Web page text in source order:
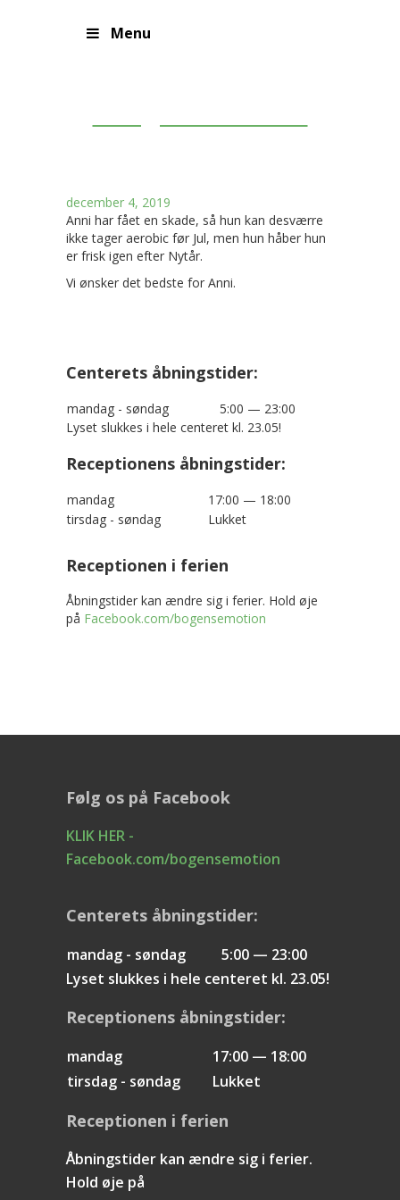
Menu
december 4, 2019
Anni har fået en skade, så hun kan desværre
ikke tager aerobic før Jul, men hun håber hun
er frisk igen efter Nytår.
Vi ønsker det bedste for Anni.
Centerets åbningstider:
mandag - søndag
5:00 — 23:00
Lyset slukkes i hele centeret kl. 23.05!
Receptionens åbningstider:
mandag
17:00 — 18:00
tirsdag - søndag
Lukket
Receptionen i ferien
Åbningstider kan ændre sig i ferier. Hold øje
på Facebook.com/bogensemotion
Følg os på Facebook
KLIK HER -
Facebook.com/bogensemotion
Centerets åbningstider:
mandag - søndag
5:00 — 23:00
Lyset slukkes i hele centeret kl. 23.05!
Receptionens åbningstider:
mandag
17:00 — 18:00
tirsdag - søndag
Lukket
Receptionen i ferien
Åbningstider kan ændre sig i ferier.
Hold øje på